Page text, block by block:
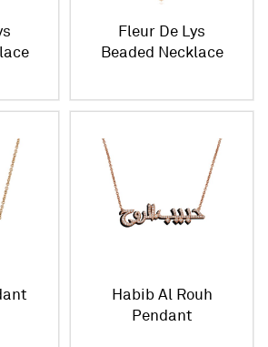
Fleur De Lys
Beaded Necklace
Habib Al Rouh
Pendant